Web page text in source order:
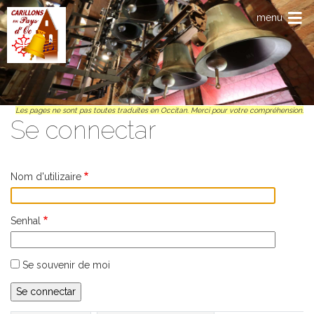
Anar al contengut principal
menu
Les pages ne sont pas toutes traduites en Occitan. Merci pour votre compréhension.
Se connectar
Nom d'utilizaire
Senhal
Se souvenir de moi